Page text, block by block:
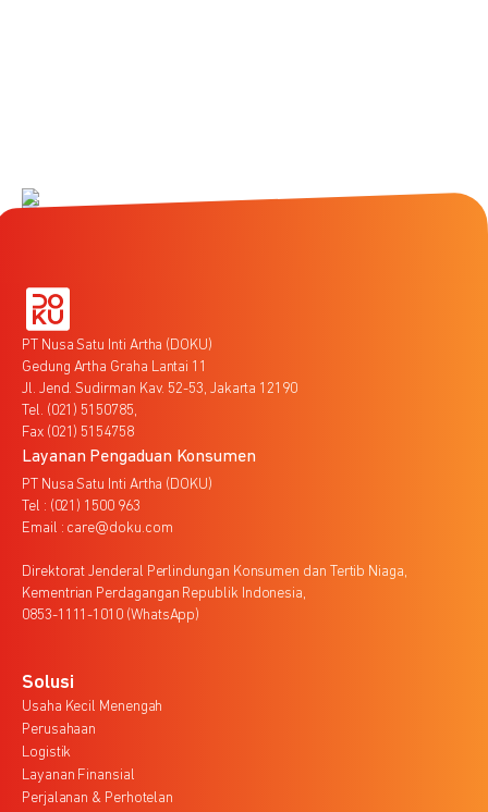
PT Nusa Satu Inti Artha (DOKU)
Gedung Artha Graha Lantai 11
Jl. Jend. Sudirman Kav. 52-53, Jakarta 12190
Tel. (021) 5150785,
Fax (021) 5154758
Layanan Pengaduan Konsumen
PT Nusa Satu Inti Artha (DOKU)
Tel : (021) 1500 963
Email : care@doku.com
Direktorat Jenderal Perlindungan Konsumen dan Tertib Niaga,
Kementrian Perdagangan Republik Indonesia,
0853-1111-1010 (WhatsApp)
Solusi
Usaha Kecil Menengah
Perusahaan
Logistik
Layanan Finansial
Perjalanan & Perhotelan